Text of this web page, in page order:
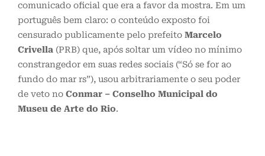
comunicado oficial que era a favor da mostra. Em um
português bem claro: o conteúdo exposto foi
censurado publicamente pelo prefeito Marcelo
Crivella (PRB) que, após soltar um vídeo no mínimo
constrangedor em suas redes sociais (“Só se for ao
fundo do mar rs”), usou arbitrariamente o seu poder
de veto no Conmar – Conselho Municipal do
Museu de Arte do Rio.